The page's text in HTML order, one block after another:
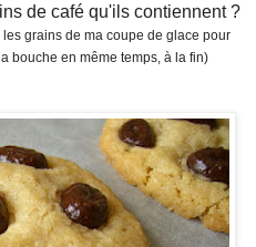
de café qu'ils contiennent ?
grains de ma coupe de glace pour
bouche en même temps, à la fin)